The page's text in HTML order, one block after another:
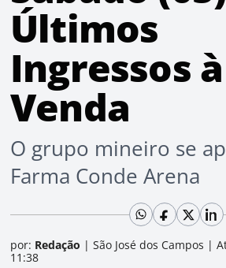
Últimos
Ingressos à
Venda
O grupo mineiro se
Farma Conde Arena
por: Redação | São José dos Campos |
11:38